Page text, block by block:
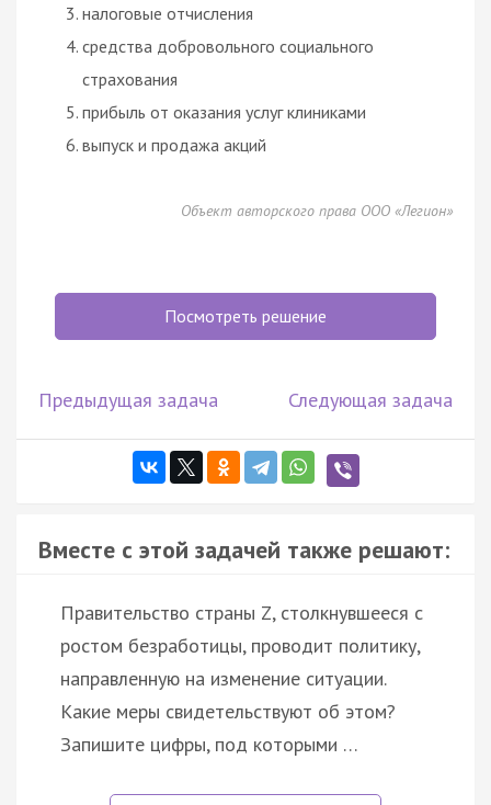
налоговые отчисления
средства добровольного социального
страхования
прибыль от оказания услуг клиниками
выпуск и продажа акций
Объект авторского права ООО «Легион»
Посмотреть решение
Предыдущая задача Следующая задача
Вместе с этой задачей также решают:
Правительство страны Z, столкнувшееся с
ростом безработицы, проводит политику,
направленную на изменение ситуации.
Какие меры свидетельствуют об этом?
Запишите цифры, под которыми …